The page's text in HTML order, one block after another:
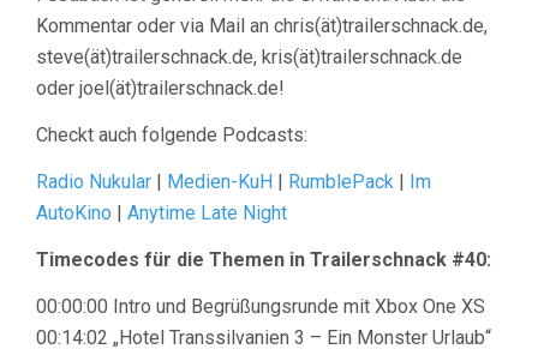
Kommentar oder via Mail an chris(ät)trailerschnack.de,
steve(ät)trailerschnack.de, kris(ät)trailerschnack.de
oder joel(ät)trailerschnack.de!
Checkt auch folgende Podcasts:
Radio Nukular | Medien-KuH | RumblePack | Im
AutoKino | Anytime Late Night
Timecodes für die Themen in Trailerschnack #40:
00:00:00 Intro und Begrüßungsrunde mit Xbox One XS
00:14:02 „Hotel Transsilvanien 3 – Ein Monster Urlaub“